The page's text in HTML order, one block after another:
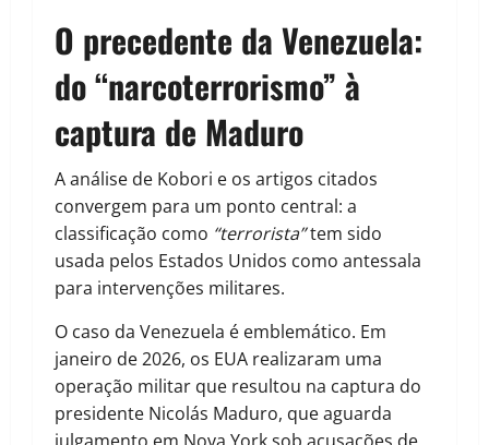
O precedente da Venezuela:
do “narcoterrorismo” à
captura de Maduro
A análise de Kobori e os artigos citados
convergem para um ponto central: a
classificação como “terrorista”tem sido
usada pelos Estados Unidos como antessala
para intervenções militares.
O caso da Venezuela é emblemático. Em
janeiro de 2026, os EUA realizaram uma
operação militar que resultou na captura do
presidente Nicolás Maduro, que aguarda